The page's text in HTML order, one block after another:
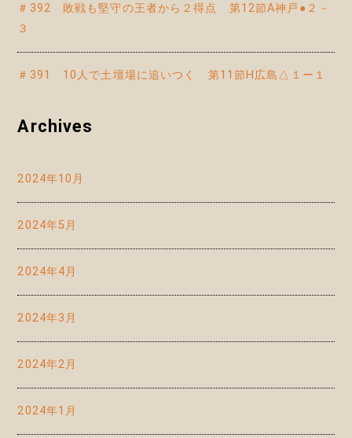
＃392 敗戦も堅守の王者から２得点 第12節A神戸●２－
３
＃391 10人で土壇場に追いつく 第11節H広島△１ー１
Archives
2024年10月
2024年5月
2024年4月
2024年3月
2024年2月
2024年1月